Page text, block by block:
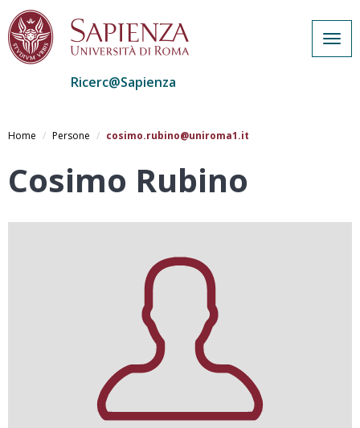
al
Ricerc@Sapienza
Home Persone cosimo.rubino@uniroma1.it
Cosimo Rubino